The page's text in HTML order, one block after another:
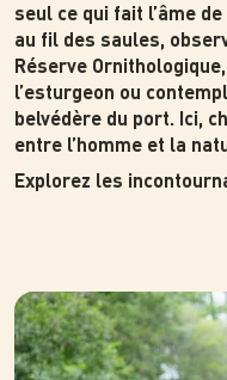
seul ce qui fait l’âme
au fil des saules,
Réserve
l’esturgeon ou
belvédère du port. Ici,
entre l’homme et la
Explorez les